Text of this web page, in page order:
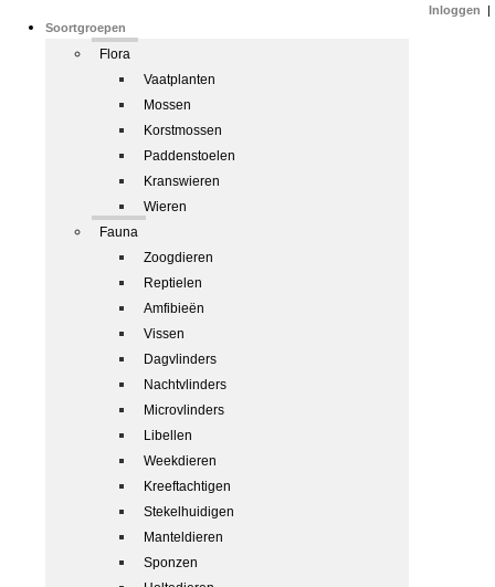
Soortgroepen
Flora
Vaatplanten
Mossen
Korstmossen
Paddenstoelen
Kranswieren
Wieren
Fauna
Zoogdieren
Reptielen
Amfibieën
Vissen
Dagvlinders
Nachtvlinders
Microvlinders
Libellen
Weekdieren
Kreeftachtigen
Stekelhuidigen
Manteldieren
Sponzen
Inloggen |